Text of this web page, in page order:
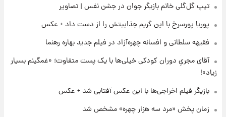
مذاق رضاییان خوش نیامد+عکس
پروین اعتصامی در دوران نوجوانی؛ اواخر دهه
قدرت‌نمایی نظامی چین؛ بمب‌افکن حامل موشک
تیپ گل‌گلی خانم بازیگر جوان در جشن نفس | تصاویر
پوریا پورسرخ با این گریم جذابیتش را از دست داد + عکس
فقیهه سلطانی و افسانه چهره‌آزاد در فیلم جدید بهاره رهنما
آقای مجریِ دوران کودکی خیلی‌ها با یک پست متفاوت؛ «غمگینم بسیار
زیاد»!
بازیگر فیلم اخراجی‌ها با این عکس آفتابی شد + عکس
زمان پخش «مرد سه هزار چهره» مشخص شد